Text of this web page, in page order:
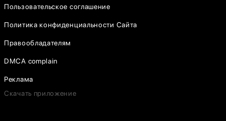
Пользовательское соглашение
Политика конфиденциальности Сайта
Правообладателям
DMCA complain
Реклама
Скачать приложение